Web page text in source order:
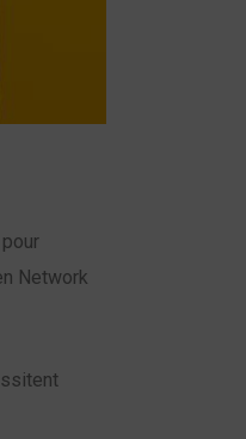
Network